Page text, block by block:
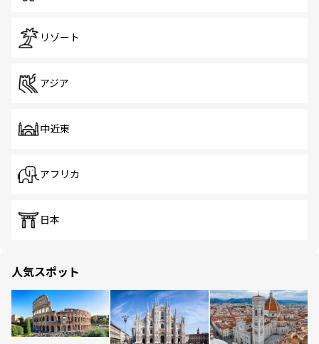
リゾート
アジア
中近東
アフリカ
日本
人気スポット